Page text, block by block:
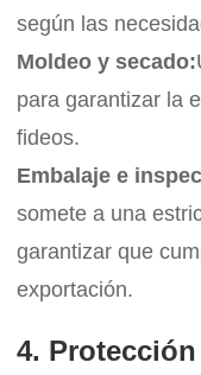
según las
Moldeo y secado:
para garantizar la
fideos.
Embalaje e
somete a una
garantizar que
exportación.
4.